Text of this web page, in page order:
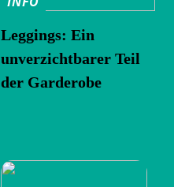
Leggings: Ein
unverzichtbarer Teil
der Garderobe